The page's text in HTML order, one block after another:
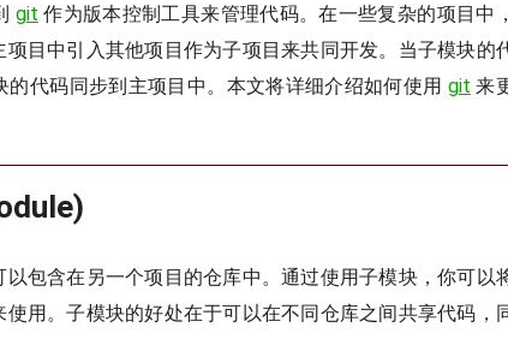
git 作为版本控制工具来管理代码。在一些复杂的项目中
目中引入其他项目作为子项目来共同开发。当子模块的
代码同步到主项目中。本文将详细介绍如何使用 git 来
包含在另一个项目的仓库中。通过使用子模块，你可以
用。子模块的好处在于可以在不同仓库之间共享代码，